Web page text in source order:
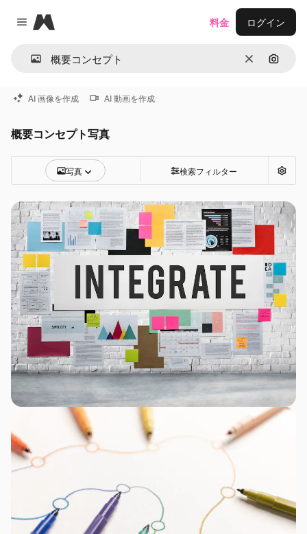
Close menu
Magnific
消去 画像で
料金 ログイン
AI 画像を作成 AI 動画を作成
概要コンセプト写真
写真 検索フィルター